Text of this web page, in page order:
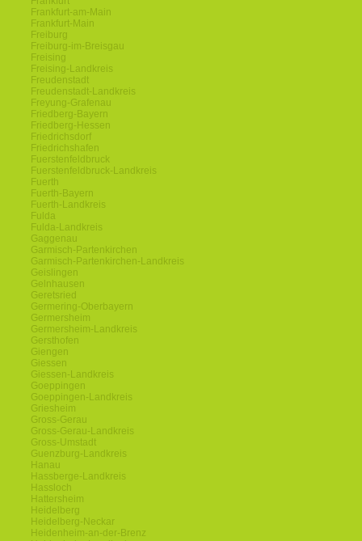
Frankfurt-am-Main
Frankfurt-Main
Freiburg
Freiburg-im-Breisgau
Freising
Freising-Landkreis
Freudenstadt
Freudenstadt-Landkreis
Freyung-Grafenau
Friedberg-Bayern
Friedberg-Hessen
Friedrichsdorf
Friedrichshafen
Fuerstenfeldbruck
Fuerstenfeldbruck-Landkreis
Fuerth
Fuerth-Bayern
Fuerth-Landkreis
Fulda
Fulda-Landkreis
Gaggenau
Garmisch-Partenkirchen
Garmisch-Partenkirchen-Landkreis
Geislingen
Gelnhausen
Geretsried
Germering-Oberbayern
Germersheim
Germersheim-Landkreis
Gersthofen
Giengen
Giessen
Giessen-Landkreis
Goeppingen
Goeppingen-Landkreis
Griesheim
Gross-Gerau
Gross-Gerau-Landkreis
Gross-Umstadt
Guenzburg-Landkreis
Hanau
Hassberge-Landkreis
Hassloch
Hattersheim
Heidelberg
Heidelberg-Neckar
Heidenheim-an-der-Brenz